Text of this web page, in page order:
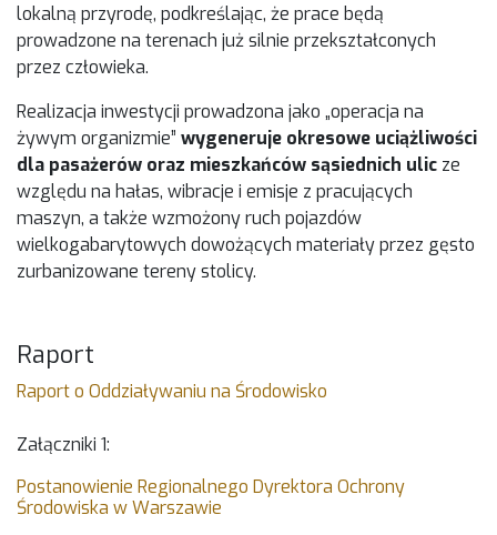
lokalną przyrodę, podkreślając, że prace będą
prowadzone na terenach już silnie przekształconych
przez człowieka.
Realizacja inwestycji prowadzona jako „operacja na
żywym organizmie” wygeneruje okresowe uciążliwości
dla pasażerów oraz mieszkańców sąsiednich ulic ze
względu na hałas, wibracje i emisje z pracujących
maszyn, a także wzmożony ruch pojazdów
wielkogabarytowych dowożących materiały przez gęsto
zurbanizowane tereny stolicy.
Raport
Raport o Oddziaływaniu na Środowisko
Załączniki 1:
Postanowienie Regionalnego Dyrektora Ochrony
Środowiska w Warszawie